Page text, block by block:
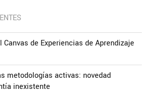
Canvas de Experiencias de Aprendizaje
metodologías activas: novedad
inexistente